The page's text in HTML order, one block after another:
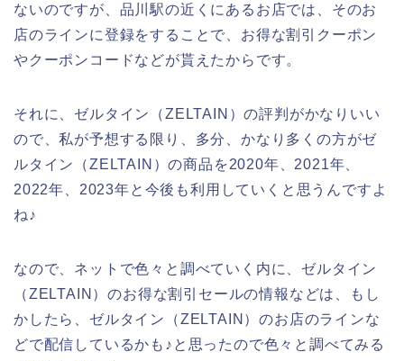
ないのですが、品川駅の近くにあるお店では、そのお
店のラインに登録をすることで、お得な割引クーポン
やクーポンコードなどが貰えたからです。
それに、ゼルタイン（ZELTAIN）の評判がかなりいい
ので、私が予想する限り、多分、かなり多くの方がゼ
ルタイン（ZELTAIN）の商品を2020年、2021年、
2022年、2023年と今後も利用していくと思うんですよ
ね♪
なので、ネットで色々と調べていく内に、ゼルタイン
（ZELTAIN）のお得な割引セールの情報などは、もし
かしたら、ゼルタイン（ZELTAIN）のお店のラインな
どで配信しているかも♪と思ったので色々と調べてみる